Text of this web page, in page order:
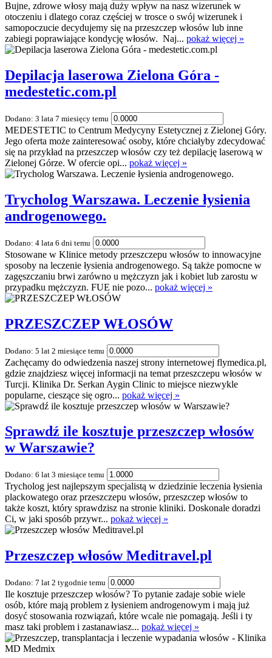
Bujne, zdrowe włosy mają duży wpływ na nasz wizerunek w
otoczeniu i dlatego coraz częściej w trosce o swój wizerunek i
samopoczucie decydujemy się na przeszczep włosów lub inne
zabiegi poprawiające kondycję włosów. Naj... pokaż więcej »
Depilacja laserowa Zielona Góra -
medestetic.com.pl
Dodano: 3 lata 7 miesięcy temu
MEDESTETIC to Centrum Medycyny Estetycznej z Zielonej Góry.
Jego oferta może zainteresować osoby, które chciałyby zdecydować
się na przykład na przeszczep włosów czy też depilację laserową w
Zielonej Górze. W ofercie opi... pokaż więcej »
Trycholog Warszawa. Leczenie łysienia
androgenowego.
Dodano: 4 lata 6 dni temu
Stosowane w Klinice metody przeszczepu włosów to innowacyjne
sposoby na leczenie łysienia androgenowego. Są także pomocne w
zagęszczaniu brwi zarówno u mężczyzn jak i kobiet lub zarostu w
przypadku mężczyzn. FUE nie pozo... pokaż więcej »
PRZESZCZEP WŁOSÓW
Dodano: 5 lat 2 miesiące temu
Zachęcamy do odwiedzenia naszej strony internetowej flymedica.pl,
gdzie znajdziesz więcej informacji na temat przeszczepu włosów w
Turcji. Klinika Dr. Serkan Aygin Clinic to miejsce niezwykle
popularne, cieszące się ogro... pokaż więcej »
Sprawdź ile kosztuje przeszczep włosów
w Warszawie?
Dodano: 6 lat 3 miesiące temu
Trycholog jest najlepszym specjalistą w dziedzinie leczenia łysienia
plackowatego oraz przeszczepu włosów, przeszczep włosów to
także koszt, który sprawdzisz na stronie kliniki. Doskonale doradzi
Ci, w jaki sposób przywr... pokaż więcej »
Przeszczep włosów Meditravel.pl
Dodano: 7 lat 2 tygodnie temu
Ile kosztuje przeszczep włosów? To pytanie zadaje sobie wiele
osób, które mają problem z łysieniem androgenowym i mają już
dosyć stosowania rozwiązań, które wcale nie pomagają. Jeśli i ty
masz taki problem i zastanawiasz... pokaż więcej »